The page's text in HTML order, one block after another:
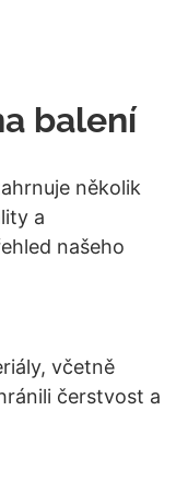
balení
několik
a
našeho
včetně
čerstvost a